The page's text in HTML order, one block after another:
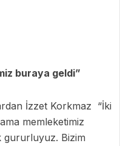
buraya geldi”
İzzet Korkmaz “İki
memleketimiz
gururluyuz. Bizim